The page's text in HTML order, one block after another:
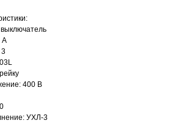
А
3
400 В
УХЛ-3